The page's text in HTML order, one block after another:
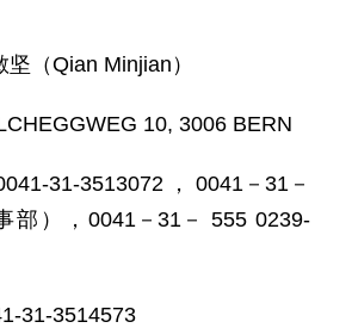
Qian Minjian）
10, 3006 BERN
31-3513072，0041－31－
部），0041－31－ 555 0239-
3514573